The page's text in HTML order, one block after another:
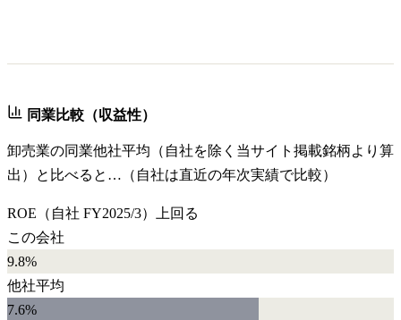
同業比較（収益性）
卸売業の同業他社平均（自社を除く当サイト掲載銘柄より算
出）と比べると…（自社は直近の年次実績で比較）
ROE （自社 FY2025/3）
上回る
この会社
9.8%
他社平均
7.6%